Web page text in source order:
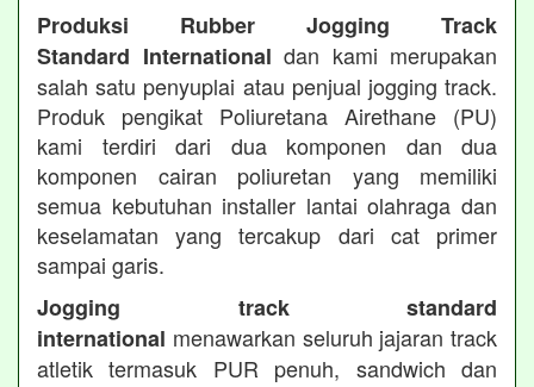
Produksi Rubber Jogging Track
Standard International dan kami merupakan
salah satu penyuplai atau penjual jogging track.
Produk pengikat Poliuretana Airethane (PU)
kami terdiri dari dua komponen dan dua
komponen cairan poliuretan yang memiliki
semua kebutuhan installer lantai olahraga dan
keselamatan yang tercakup dari cat primer
sampai garis.
Jogging track standard
international menawarkan seluruh jajaran track
atletik termasuk PUR penuh, sandwich dan